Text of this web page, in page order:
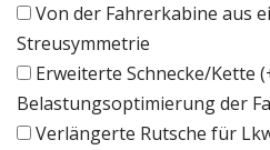
Von der Fahrerkabine aus
Streusymmetrie
Erweiterte Schnecke/Kette
Belastungsoptimierung der
Verlängerte Rutsche für